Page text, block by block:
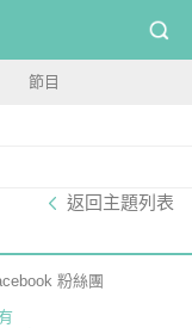
節目
返回主題列表
粉絲團